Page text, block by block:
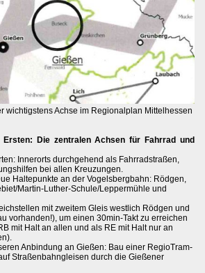
wichtigstens Achse im Regionalplan Mittelhessen
Ersten: Die zentralen Achsen für Fahrrad und
Innerorts durchgehend als Fahrradstraßen,
bei allen Kreuzungen.
Haltepunkte an der Vogelsbergbahn: Rödgen,
Martin-Luther-Schule/Leppermühle und
mit zweitem Gleis westlich Rödgen und
vorhanden!), um einen 30min-Takt zu erreichen
mit Halt an allen und als RE mit Halt nur an
Anbindung an Gießen: Bau einer RegioTram-
Straßenbahngleisen durch die Gießener